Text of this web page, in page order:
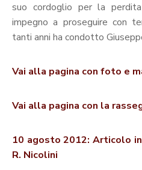
suo cordoglio per la
impegno a proseguire con
tanti anni ha condotto
Vai alla pagina con foto e
Vai alla pagina con la
10 agosto 2012: Articolo
R. Nicolini